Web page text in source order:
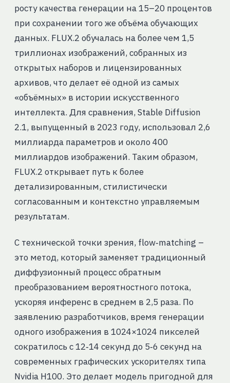
росту качества генерации на 15–20 процентов
при сохранении того же объёма обучающих
данных. FLUX.2 обучалась на более чем 1,5
триллионах изображений, собранных из
открытых наборов и лицензированных
архивов, что делает её одной из самых
«объёмных» в истории искусственного
интеллекта. Для сравнения, Stable Diffusion
2.1, выпущенный в 2023 году, использовал 2,6
миллиарда параметров и около 400
миллиардов изображений. Таким образом,
FLUX.2 открывает путь к более
детализированным, стилистически
согласованным и контекстно управляемым
результатам.
С технической точки зрения, flow‑matching –
это метод, который заменяет традиционный
диффузионный процесс обратным
преобразованием вероятностного потока,
ускоряя инференс в среднем в 2,5 раза. По
заявлению разработчиков, время генерации
одного изображения в 1024×1024 пикселей
сократилось с 12‑14 секунд до 5‑6 секунд на
современных графических ускорителях типа
Nvidia H100. Это делает модель пригодной для